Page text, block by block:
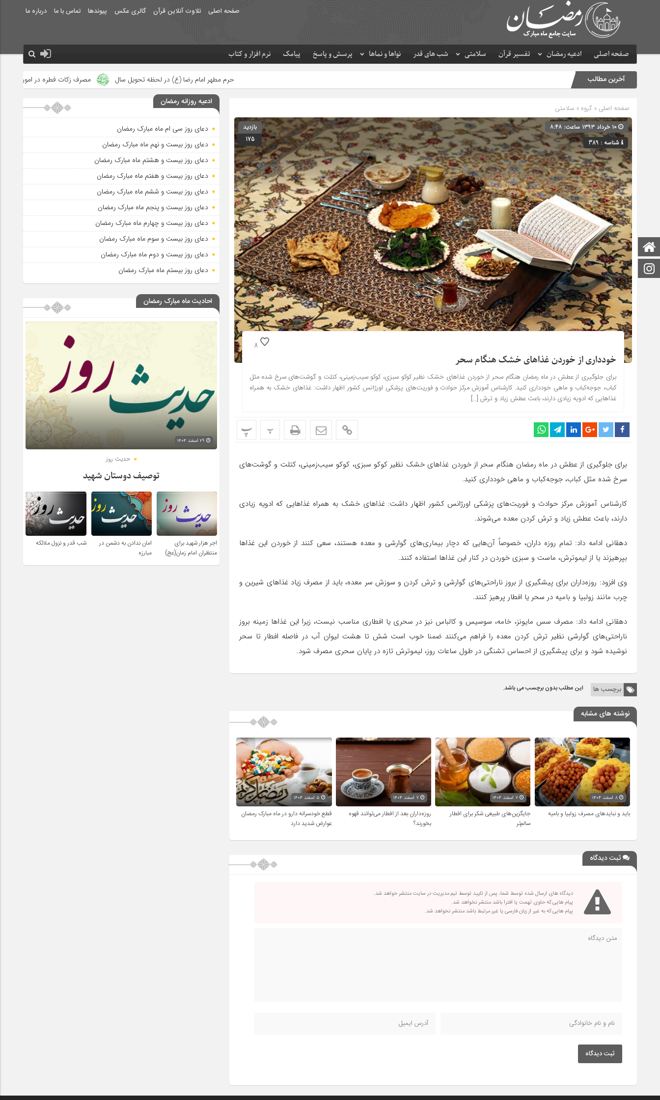
صفحه اصلی تلاوت آنلاین قرآن گالری عکس پیوندها تماس با ما درباره ما
صفحه اصلی ادعیه رمضان تفسیر قرآن سلامتی شب های قدر نواها و نماها پرسش و پاسخ پیامک نرم افزار و کتاب
صفحه اصلی
اینستاگرام
آخرین مطالب حرم مطهر امام رضا (ع) در لحظه تحویل سال مصرف زکات فطره در امور فرهنگی جلوه‌های
صفحه اصلی » گروه » سلامتی
شناسه : 389
بازدید
175
8
خودداری از خوردن غذاهای خشک هنگام سحر
برای جلوگیری از عطش در ماه رمضان هنگام سحر از خوردن غذاهای خشک نظیر کوکو سبزی، کوکو سیب‌زمینی، کتلت و گوشت‌های سرخ شده مثل
کباب، جوجه‌کباب و ماهی خودداری کنید. کارشناس آموزش مرکز حوادث و فوریت‌های پزشکی اورژانس کشور اظهار داشت: غذاهای خشک به همراه
غذاهایی که ادویه زیادی دارند، باعث عطش زیاد و ترش […]
پ پ
برای جلوگیری از عطش در ماه رمضان هنگام سحر از خوردن غذاهای خشک نظیر کوکو سبزی، کوکو سیب‌زمینی، کتلت و گوشت‌های
سرخ شده مثل کباب، جوجه‌کباب و ماهی خودداری کنید.
کارشناس آموزش مرکز حوادث و فوریت‌های پزشکی اورژانس کشور اظهار داشت: غذاهای خشک به همراه غذاهایی که ادویه زیادی
دارند، باعث عطش زیاد و ترش کردن معده می‌شوند.
دهقانی ادامه داد: تمام روزه داران، خصوصاً آن‌هایی که دچار بیماری‌های گوارشی و معده هستند، سعی کنند از خوردن این غذاها
بپرهیزند یا از لیمو‌ترش، ماست و سبزی خوردن در کنار این غذاها استفاده کنند.
وی افزود: روزه‌داران برای پیشگیری از بروز ناراحتی‌های گوارشی و ترش کردن و سوزش سر معده، باید از مصرف زیاد غذاهای شیرین و
چرب مانند زولبیا و بامیه در سحر یا افطار پرهیز کنند.
دهقانی ادامه داد: مصرف سس مایونز، خامه، سوسیس و کالباس نیز در سحری یا افطاری مناسب نیست، زیرا این غذاها زمینه بروز
ناراحتی‌های گوارشی نظیر ترش کردن معده را فراهم می‌کنند ضمنا خوب است شش تا هشت لیوان آب در فاصله افطار تا سحر
نوشیده شود و برای پیشگیری از احساس تشنگی در طول ساعات روز، لیمو‌ترش تازه در پایان سحری مصرف شود.
برچسب ها این مطلب بدون برچسب می باشد.
نوشته های مشابه
۸ اسفند ۱۴۰۴
باید و نبایدهای مصرف زولبیا و بامیه
۷ اسفند ۱۴۰۴
جایگزین‌های طبیعی شکر برای افطار
سالم‌تر
۷ اسفند ۱۴۰۴
روزه‌داران بعد از افطار می‌توانند قهوه
بخورند؟
قطع خودسرانه دارو در ماه مبارک رمضان
عوارض شدید دارد
ثبت دیدگاه
دیدگاه های ارسال شده توسط شما، پس از تایید توسط تیم مدیریت در سایت منتشر خواهد شد.
پیام هایی که حاوی تهمت یا افترا باشد منتشر نخواهد شد.
پیام هایی که به غیر از زبان فارسی یا غیر مرتبط باشد منتشر نخواهد شد.
ثبت دیدگاه
ادعیه روزانه رمضان
دعای روز سی ام ماه مبارک رمضان
دعای روز بیست و نهم ماه مبارک رمضان
دعای روز بیست و هشتم ماه مبارک رمضان
دعای روز بیست و هفتم ماه مبارک رمضان
دعای روز بیست و ششم ماه مبارک رمضان
دعای روز بیست و پنجم ماه مبارک رمضان
دعای روز بیست و چهارم ماه مبارک رمضان
دعای روز بیست و سوم ماه مبارک رمضان
دعای روز بیست و دوم ماه مبارک رمضان
دعای روز بیستم ماه مبارک رمضان
احادیث ماه مبارک رمضان
حدیث روز
توصیف دوستان شهید
اجر هزار شهید برای
منتظران امام زمان(عج)
امان ندادن به دشمن در
مبارزه
شب قدر و نزول ملائکه